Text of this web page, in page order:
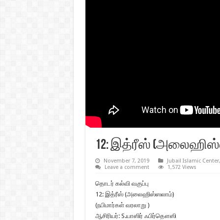
12: இத்ரீஸ்
November 7, 2019 Jubail Islamic Center,
Leave a comment
1,572 Views
தொடர் கல்வி வகுப்பு
12: இத்ரீஸ் (அலைஹிஸ்ஸலாம்)
(நபிமார்கள் வரலாறு )
ஆசிரியர்: S.யாஸிர் ஃபிர்தௌஸி